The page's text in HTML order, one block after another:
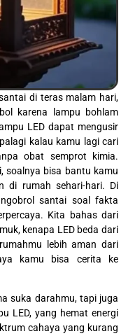
di teras malam hari,
karena lampu bohlam
LED dapat mengusir
kalau kamu lagi cari
obat semprot kimia.
soalnya bisa bantu kamu
di rumah sehari-hari. Di
santai soal fakta
Kita bahas dari
kenapa LED beda dari
lebih aman dari
kamu bisa cerita ke
suka darahmu, tapi juga
LED, yang hemat energi
cahaya yang kurang